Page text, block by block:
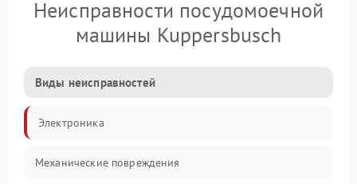
Неисправности посудомоечной
машины Kuppersbusch
Виды неисправностей
Электроника
Механические повреждения